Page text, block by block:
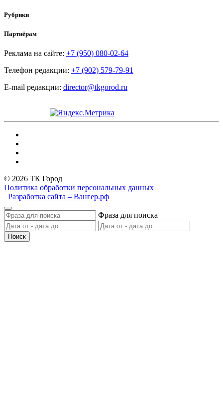
Рубрики
Партнёрам
Реклама на сайте: +7 (950) 080-02-64
Телефон редакции: +7 (902) 579-79-91
E-mail редакции: director@tkgorod.ru
© 2026 ТК Город
Политика обработки персональных данных
Разработка сайта – Вангер.рф
Фраза для поиска
Поиск